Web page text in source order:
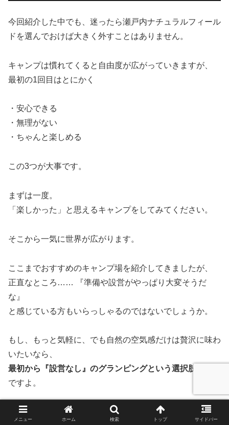
今回紹介した中でも、迷ったら瀬戸内ナチュラルフィール
ドを選んでおけば大きく外すことはありません。
キャンプは慣れてくると自由度が広がっていきますが、
最初の1回目はとにかく
・安心できる
・無理がない
・ちゃんと楽しめる
この3つが大事です。
まずは一度。
「楽しかった」と思えるキャンプをしてみてください。
そこから一気に世界が広がります。
ここまでおすすめのキャンプ場を紹介してきましたが、
正直なところ…… 『準備や設営がやっぱり大変そうだ
な』
と感じている方もいらっしゃるのではないでしょうか。
もし、もっと気軽に、でも自然の空気感だけは贅沢に味わ
いたいなら、
最初から『設営なし』のグランピングという選択肢
ですよ。
岡山・倉敷エリアで、
メニュー ホーム 検索 トップ サイドバー